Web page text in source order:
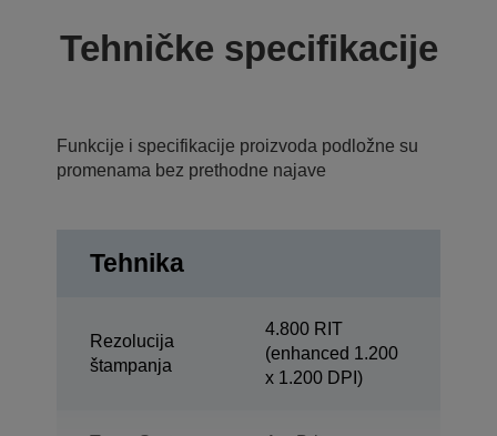
Tehničke specifikacije
Funkcije i specifikacije proizvoda podložne su
promenama bez prethodne najave
Tehnika
Rezolucija
štampanja
4.800 RIT
(enhanced 1.200
x 1.200 DPI)